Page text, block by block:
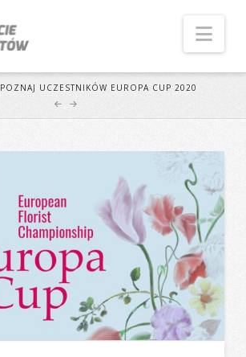
POZNAJ UCZESTNIKÓW EUROPA CUP 2020